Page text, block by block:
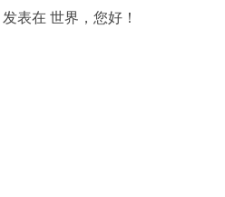
发表在 世界，您好！